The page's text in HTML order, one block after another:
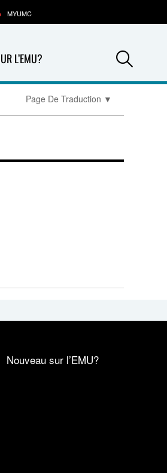
L’EMU?
MYUMC
Page De Traduction ▼
Nouveau sur l’EMU?